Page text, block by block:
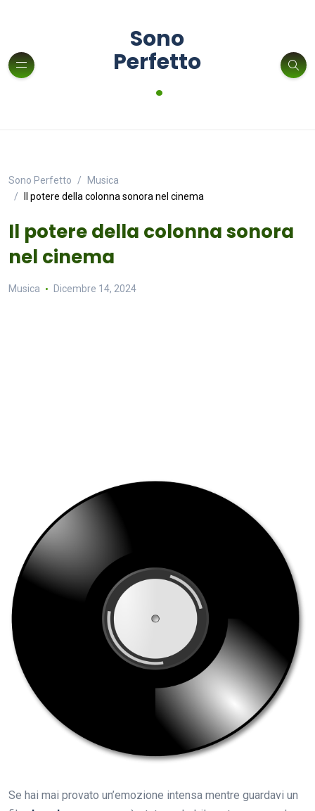
Sono
Perfetto
.
Sono Perfetto
Musica
Il potere della colonna sonora nel cinema
Il potere della colonna sonora
nel cinema
Musica Dicembre 14, 2024
Se hai mai provato un’emozione intensa mentre guardavi un